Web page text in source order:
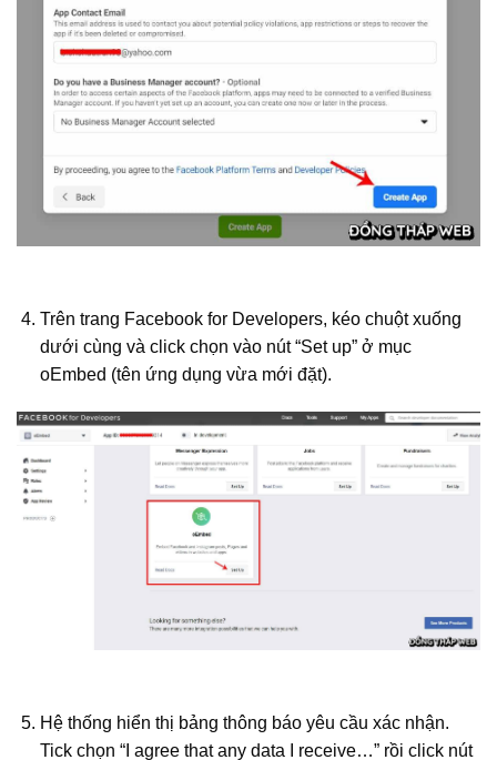
Trên trang Facebook for Developers, kéo chuột xuống
dưới cùng và click chọn vào nút “Set up” ở mục
oEmbed (tên ứng dụng vừa mới đặt).
Hệ thống hiển thị bảng thông báo yêu cầu xác nhận.
Tick chọn “I agree that any data I receive…” rồi click nút